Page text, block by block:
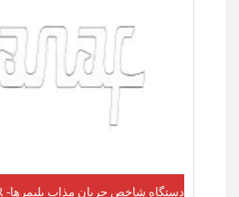
دستگاه شاخص جریان مذاب پلیمرها- MFI-MFR